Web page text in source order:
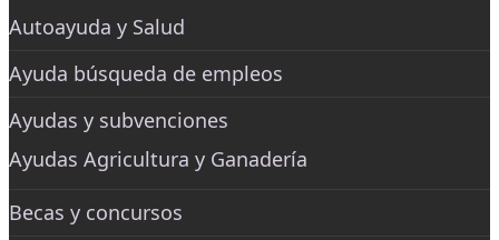
Autoayuda y Salud
Ayuda búsqueda de empleos
Ayudas y subvenciones
Ayudas Agricultura y Ganadería
Becas y concursos